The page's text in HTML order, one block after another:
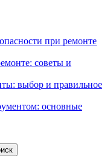
при ремонте
советы и
выбор и правильное
основные